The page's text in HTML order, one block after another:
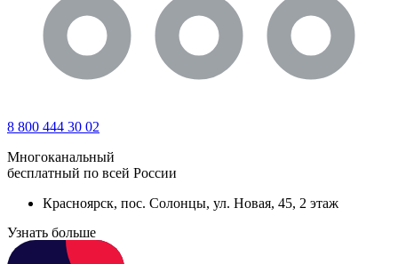
8 800 444 30 02
Многоканальный
бесплатный по всей России
Красноярск, пос. Солонцы, ул. Новая, 45, 2 этаж
Узнать больше